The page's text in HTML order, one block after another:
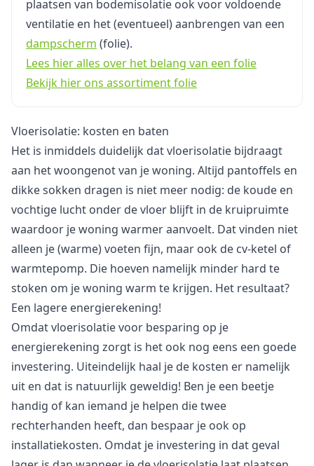
plaatsen van bodemisolatie ook voor voldoende
ventilatie en het (eventueel) aanbrengen van een
dampscherm (folie).
Lees hier alles over het belang van een folie
Bekijk hier ons assortiment folie
Vloerisolatie: kosten en baten
Het is inmiddels duidelijk dat vloerisolatie bijdraagt
aan het woongenot van je woning. Altijd pantoffels en
dikke sokken dragen is niet meer nodig: de koude en
vochtige lucht onder de vloer blijft in de kruipruimte
waardoor je woning warmer aanvoelt. Dat vinden niet
alleen je (warme) voeten fijn, maar ook de cv-ketel of
warmtepomp. Die hoeven namelijk minder hard te
stoken om je woning warm te krijgen. Het resultaat?
Een lagere energierekening!
Omdat vloerisolatie voor besparing op je
energierekening zorgt is het ook nog eens een goede
investering. Uiteindelijk haal je de kosten er namelijk
uit en dat is natuurlijk geweldig! Ben je een beetje
handig of kan iemand je helpen die twee
rechterhanden heeft, dan bespaar je ook op
installatiekosten. Omdat je investering in dat geval